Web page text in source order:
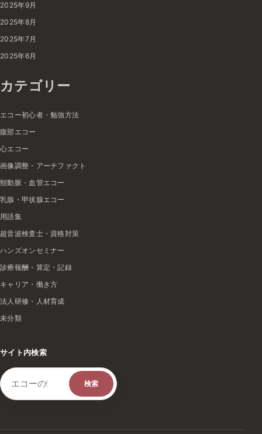
2025年9月
2025年8月
2025年7月
2025年6月
カテゴリー
エコー初心者・勉強方法
腹部エコー
心エコー
画像調整・アーチファクト
頸動脈・血管エコー
乳腺・甲状腺エコー
用語集
超音波検査士・資格対策
ハンズオンセミナー
診療報酬・算定・記録
キャリア・働き方
法人研修・人材育成
未分類
サイト内検索
検索キーワード
検索